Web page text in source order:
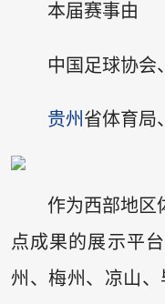
本届赛事由
中国足球协会
贵州 省体育局
作为西部地区
点成果的展示平
州、梅州、凉山